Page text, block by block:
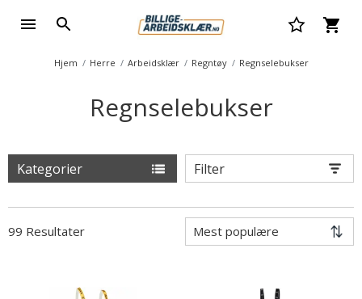
Hjem Herre Arbeidsklær Regntøy Regnselebukser
Regnselebukser
Kategorier Filter
99 Resultater